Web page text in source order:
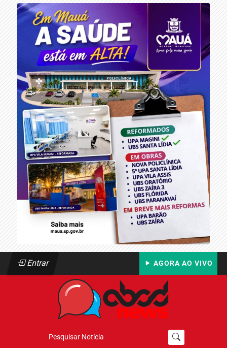
Entrar AGORA AO VIVO
Pesquisar Notícia